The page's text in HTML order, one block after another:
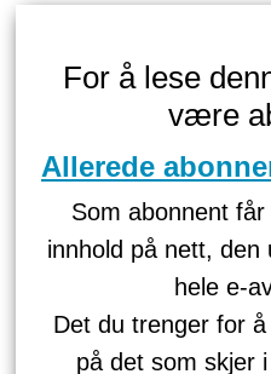
For å lese
være
Allerede
Som abonnent
innhold på nett, den
hele e-
Det du trenger for
på det som skjer